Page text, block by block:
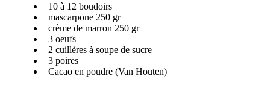
10 à 12 boudoirs
mascarpone 250 gr
crème de marron 250 gr
3 oeufs
2 cuillères à soupe de sucre
3 poires
Cacao en poudre (Van Houten)